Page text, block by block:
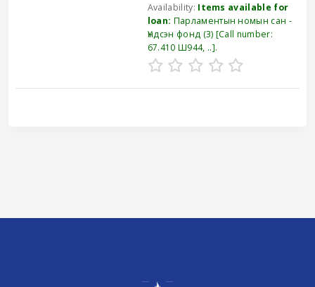
Availability: Items available for
loan: Парламентын номын сан -
Үндсэн фонд (3) Call number:
67.410 Ш944, .. .